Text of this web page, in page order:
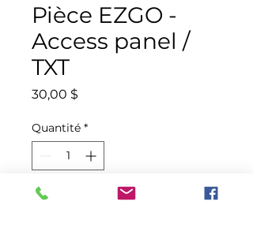
Pièce EZGO -
Access panel /
TXT
30,00 $
Quantité *
Ajouter au panier